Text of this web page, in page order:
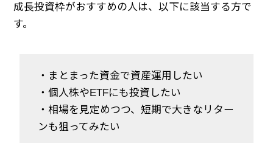
成長投資枠がおすすめの人は、以下に該当する方で
す。
・まとまった資金で資産運用したい
・個人株やETFにも投資したい
・相場を見定めつつ、短期で大きなリター
ンも狙ってみたい